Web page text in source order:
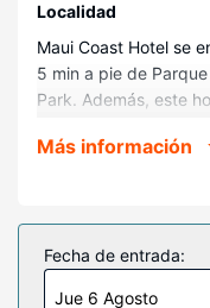
Localidad
Maui Coast Hotel se
5 min a pie de
Park. Además, este
Habitaciones
427 habitaciones con
cuentan con
adicional y ropa de
plácidamente. Las
Más información
Fecha de entrada:
Jue 6 Agosto